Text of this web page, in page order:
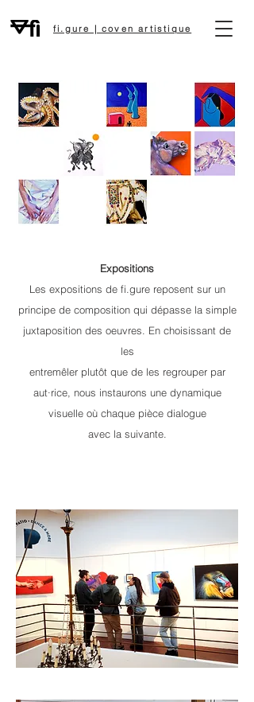
fi.gure | coven artistique
Expositions
Les expositions de fi.gure reposent sur un
principe de composition qui dépasse la simple
juxtaposition des oeuvres. En choisissant de
les
entremêler plutôt que de les regrouper par
aut·rice, nous instaurons une dynamique
visuelle où chaque pièce dialogue
avec la suivante.